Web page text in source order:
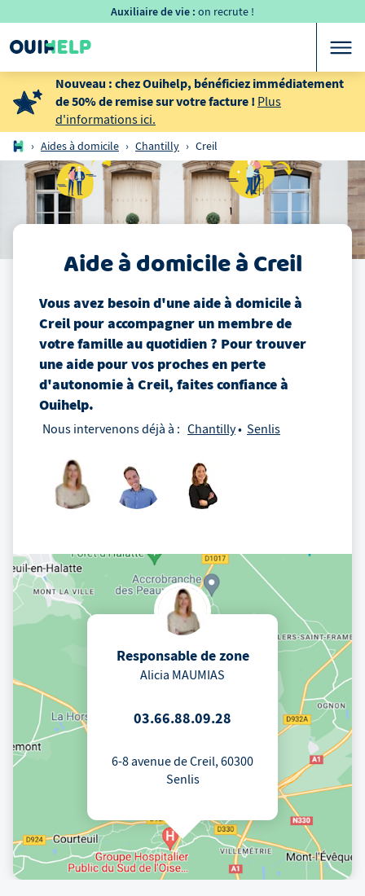
Auxiliaire de vie : on recrute !
Nouveau : chez Ouihelp, bénéficiez immédiatement
de 50% de remise sur votre facture ! Plus
d'informations ici.
› Aides à domicile › Chantilly › Creil
Aide à domicileàCreil
Vous avez besoin d'une aide à domicileà
Creilpour accompagner un membre de
votre famille au quotidien ? Pour trouver
une aide pour vos proches en perte
d'autonomieà Creil, faites confiance à
Ouihelp.
Nous intervenons déjà à : Chantilly Senlis
Responsable de zone
Alicia MAUMIAS
03.66.88.09.28
6-8 avenue de Creil, 60300
Senlis